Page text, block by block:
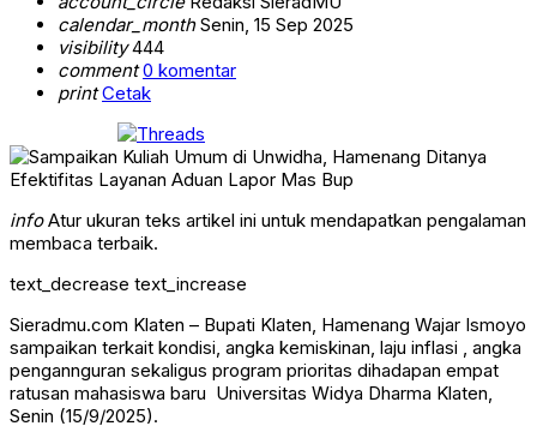
calendar_monthSenin, 15 Sep 2025
visibility444
comment 0 komentar
print Cetak
infoAtur ukuran teks artikel ini untuk mendapatkan pengalaman
membaca terbaik.
text_decrease text_increase
Sieradmu.com Klaten – Bupati Klaten, Hamenang Wajar Ismoyo
sampaikan terkait kondisi, angka kemiskinan, laju inflasi , angka
pengannguran sekaligus program prioritas dihadapan empat
ratusan mahasiswa baru Universitas Widya Dharma Klaten,
Senin (15/9/2025).